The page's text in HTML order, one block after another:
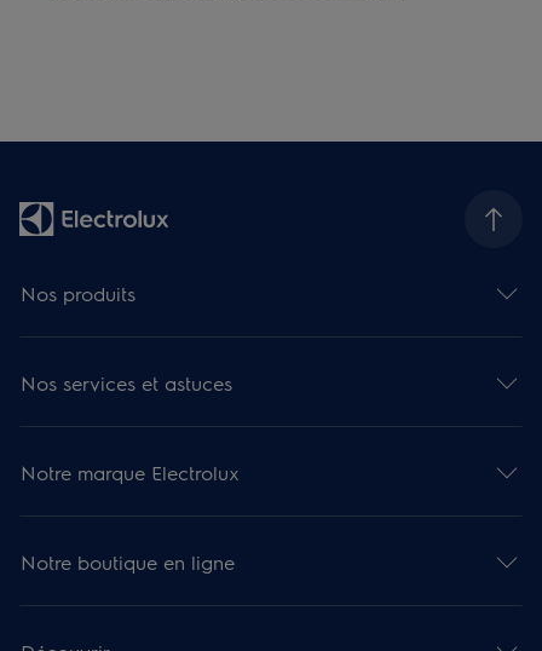
Nos produits
Nos services et astuces
Notre marque Electrolux
Notre boutique en ligne